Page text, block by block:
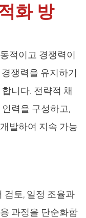
화 방
적이고 경쟁력이
쟁력을 유지하기
니다. 전략적 채
력을 구성하고,
발하여 지속 가능
검토, 일정 조율과
과정을 단순화합